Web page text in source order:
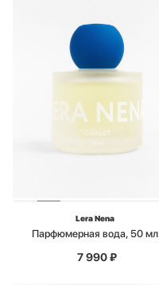
Lera Nena
Парфюмерная вода, 50 мл
7 990₽